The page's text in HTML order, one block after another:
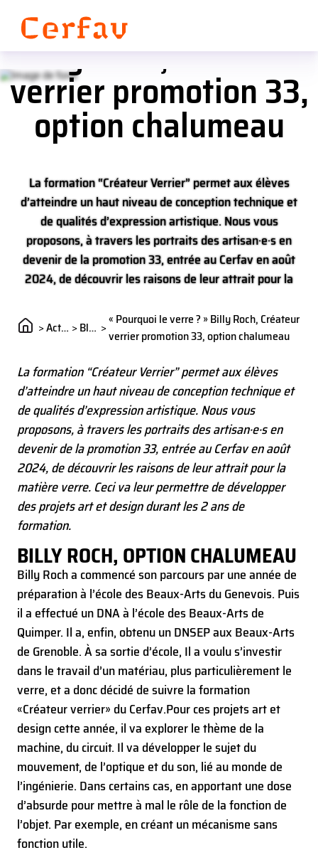
« Pourquoi le verre ? »
Billy Roch, Créateur
verrier promotion 33,
option chalumeau
La formation “Créateur Verrier” permet aux élèves
d’atteindre un haut niveau de conception technique et
de qualités d’expression artistique. Nous vous
proposons, à travers les portraits des artisan·e·s en
devenir de la promotion 33, entrée au Cerfav en août
2024, de découvrir les raisons de leur attrait pour la
projets art et design durant les 2 ans de formation.
> Actualités > Blog >« Pourquoi le verre ? » Billy Roch, Créateur
verrier promotion 33, option chalumeau
La formation “Créateur Verrier” permet aux élèves
d’atteindre un haut niveau de conception technique et
de qualités d’expression artistique. Nous vous
proposons, à travers les portraits des artisan·e·s en
devenir de la promotion 33, entrée au Cerfav en août
2024, de découvrir les raisons de leur attrait pour la
matière verre. Ceci va leur permettre de développer
des projets art et design durant les 2 ans de
formation.
BILLY ROCH, OPTION CHALUMEAU
Billy Roch a commencé son parcours par une année de
préparation à l’école des Beaux-Arts du Genevois. Puis
il a effectué un DNA à l’école des Beaux-Arts de
Quimper. Il a, enfin, obtenu un DNSEP aux Beaux-Arts
de Grenoble. À sa sortie d’école, Il a voulu s’investir
dans le travail d’un matériau, plus particulièrement le
verre, et a donc décidé de suivre la formation
«Créateur verrier» du Cerfav.Pour ces projets art et
design cette année, il va explorer le thème de la
machine, du circuit. Il va développer le sujet du
mouvement, de l’optique et du son, lié au monde de
l’ingénierie. Dans certains cas, en apportant une dose
d’absurde pour mettre à mal le rôle de la fonction de
l’objet. Par exemple, en créant un mécanisme sans
fonction utile.